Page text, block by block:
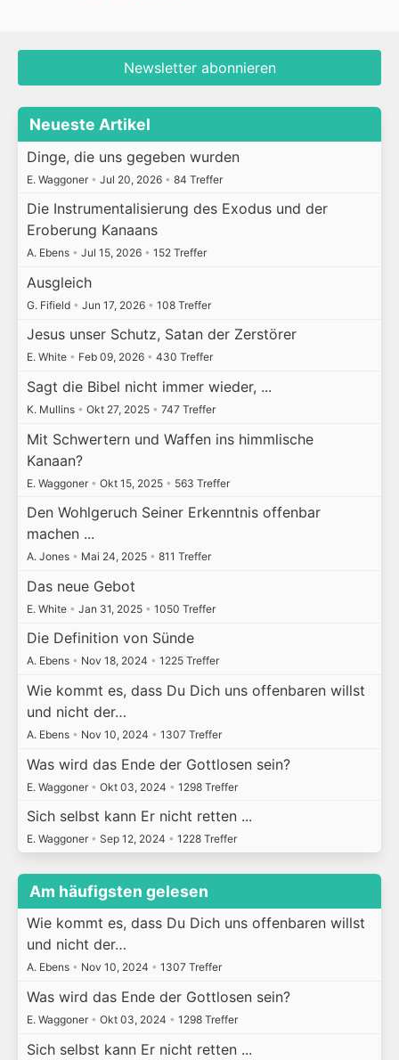
Newsletter abonnieren
Neueste Artikel
Dinge, die uns gegeben wurden
E. Waggoner • Jul 20, 2026 • 84 Treffer
Die Instrumentalisierung des Exodus und der
Eroberung Kanaans
A. Ebens • Jul 15, 2026 • 152 Treffer
Ausgleich
G. Fifield • Jun 17, 2026 • 108 Treffer
Jesus unser Schutz, Satan der Zerstörer
E. White • Feb 09, 2026 • 430 Treffer
Sagt die Bibel nicht immer wieder, ...
K. Mullins • Okt 27, 2025 • 747 Treffer
Mit Schwertern und Waffen ins himmlische
Kanaan?
E. Waggoner • Okt 15, 2025 • 563 Treffer
Den Wohlgeruch Seiner Erkenntnis offenbar
machen ...
A. Jones • Mai 24, 2025 • 811 Treffer
Das neue Gebot
E. White • Jan 31, 2025 • 1050 Treffer
Die Definition von Sünde
A. Ebens • Nov 18, 2024 • 1225 Treffer
Wie kommt es, dass Du Dich uns offenbaren willst
und nicht der…
A. Ebens • Nov 10, 2024 • 1307 Treffer
Was wird das Ende der Gottlosen sein?
E. Waggoner • Okt 03, 2024 • 1298 Treffer
Sich selbst kann Er nicht retten ...
E. Waggoner • Sep 12, 2024 • 1228 Treffer
Am häufigsten gelesen
Wie kommt es, dass Du Dich uns offenbaren willst
und nicht der…
A. Ebens • Nov 10, 2024 • 1307 Treffer
Was wird das Ende der Gottlosen sein?
E. Waggoner • Okt 03, 2024 • 1298 Treffer
Sich selbst kann Er nicht retten ...